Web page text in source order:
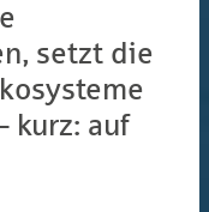
setzt die
kurz: auf